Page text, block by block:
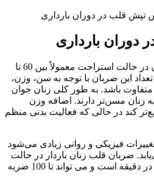
دوران بارداری
تعداد ضربان قلب بزرگسالان در حالت استراحت معمولاً بین 60 تا
اين ضربان با توجه به سن، وزن،
باشد. به طور کلی زنان جوان
زنان مسن‌تر دارند. اضافه وزن
کند در حالی که فعالیت بدنی منظم
فیزیکی و روانی زیادی می‌شود
ضربان قلب زنان باردار در حالت
استراحت بین 85 تا 90 ضربه در دقیقه است و می تواند تا 100 ضربه